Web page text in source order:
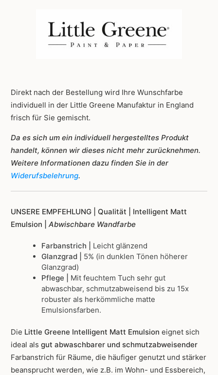
Direkt nach der Bestellung wird Ihre Wunschfarbe
individuell in der Little Greene Manufaktur in England
frisch für Sie gemischt.
Da es sich um ein individuell hergestelltes Produkt
handelt, können wir dieses nicht mehr zurücknehmen.
Weitere Informationen dazu finden Sie in der
Widerufsbelehrung.
UNSERE EMPFEHLUNG | Qualität | Intelligent Matt
Emulsion | Abwischbare Wandfarbe
Farbanstrich | Leicht glänzend
Glanzgrad | 5% (in dunklen Tönen höherer
Glanzgrad)
Pflege |
Mit feuchtem Tuch sehr gut
abwaschbar, schmutzabweisend bis zu 15x
robuster als herkömmliche matte
Emulsionsfarben.
Die Little Greene Intelligent Matt Emulsion eignet sich
ideal als gut abwaschbarer und schmutzabweisender
Farbanstrich für Räume, die häufiger genutzt und stärker
beansprucht werden, wie z.B. im Wohn- und Essbereich,